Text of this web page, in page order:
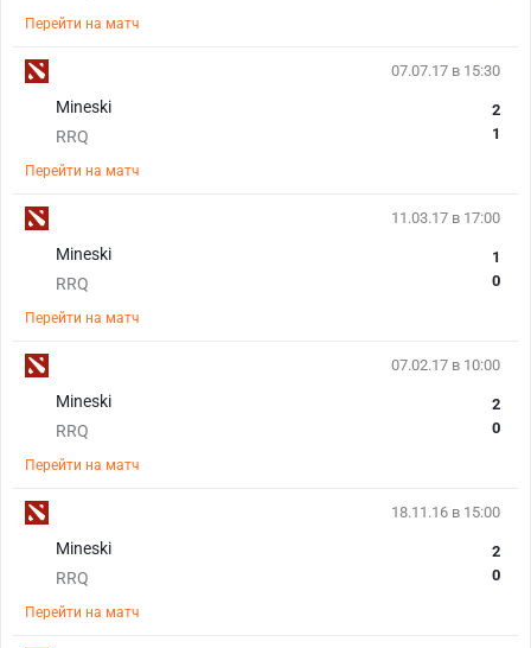
Перейти на матч
07.07.17 в 15:30
Mineski
RRQ
2
1
Перейти на матч
11.03.17 в 17:00
Mineski
RRQ
1
0
Перейти на матч
07.02.17 в 10:00
Mineski
RRQ
2
0
Перейти на матч
18.11.16 в 15:00
Mineski
RRQ
2
0
Перейти на матч